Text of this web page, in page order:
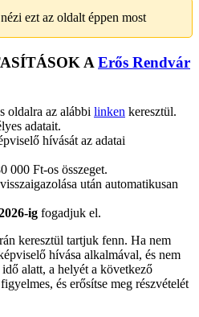
ezt az oldalt éppen most
A Erős Rendvár
oldalra az alábbi linken keresztül.
adatait.
hívását az adatai
000 Ft-os összeget.
után automatikusan
ig fogadjuk el.
keresztül tartjuk fenn. Ha nem
hívása alkalmával, és nem
alatt, a helyét a következő
és erősítse meg részvételét